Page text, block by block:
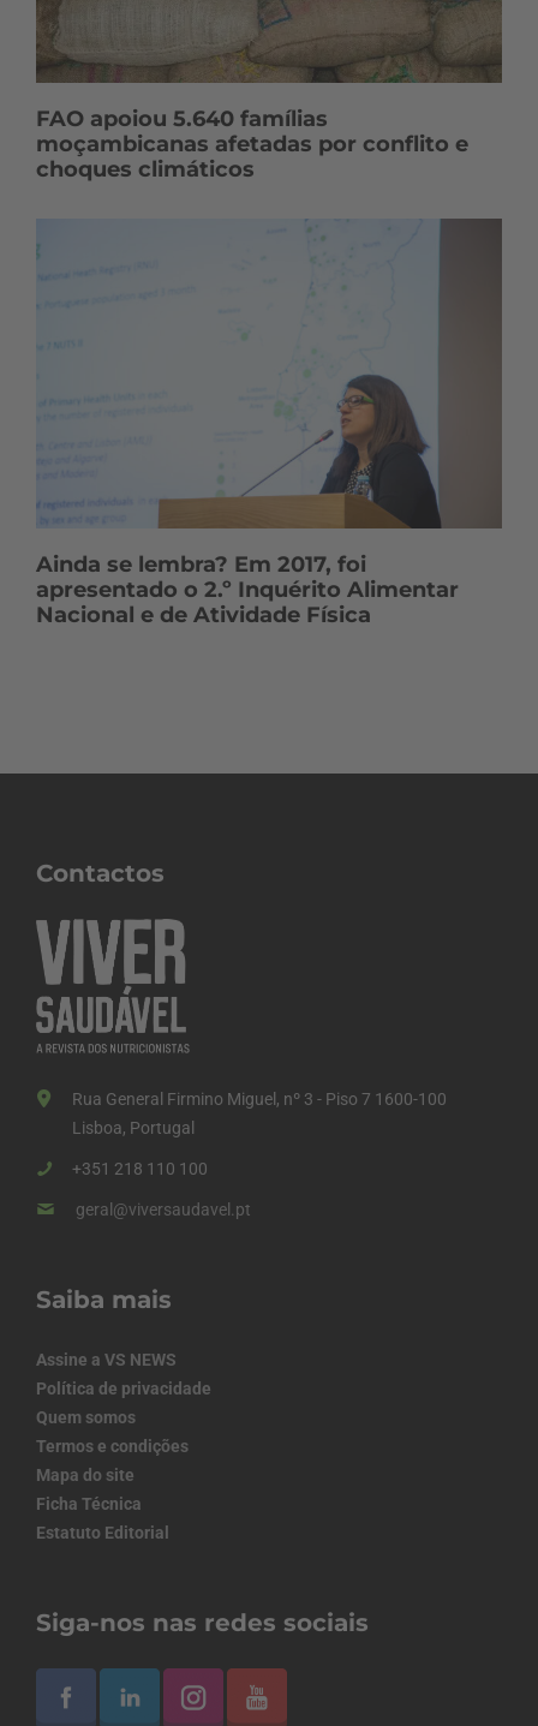
FAO apoiou 5.640 famílias
moçambicanas afetadas por conflito e
choques climáticos
Ainda se lembra? Em 2017, foi
apresentado o 2.º Inquérito Alimentar
Nacional e de Atividade Física
Contactos
Rua General Firmino Miguel, nº 3 - Piso 7 1600-100
Lisboa, Portugal
+351 218 110 100
geral@viversaudavel.pt
Saiba mais
Assine a VS NEWS
Política de privacidade
Quem somos
Termos e condições
Mapa do site
Ficha Técnica
Estatuto Editorial
Siga-nos nas redes sociais